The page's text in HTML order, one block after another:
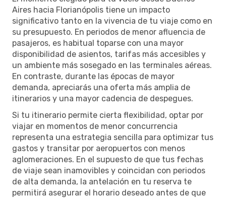
Aires hacia Florianópolis tiene un impacto
significativo tanto en la vivencia de tu viaje como en
su presupuesto. En periodos de menor afluencia de
pasajeros, es habitual toparse con una mayor
disponibilidad de asientos, tarifas más accesibles y
un ambiente más sosegado en las terminales aéreas.
En contraste, durante las épocas de mayor
demanda, apreciarás una oferta más amplia de
itinerarios y una mayor cadencia de despegues.
Si tu itinerario permite cierta flexibilidad, optar por
viajar en momentos de menor concurrencia
representa una estrategia sencilla para optimizar tus
gastos y transitar por aeropuertos con menos
aglomeraciones. En el supuesto de que tus fechas
de viaje sean inamovibles y coincidan con periodos
de alta demanda, la antelación en tu reserva te
permitirá asegurar el horario deseado antes de que